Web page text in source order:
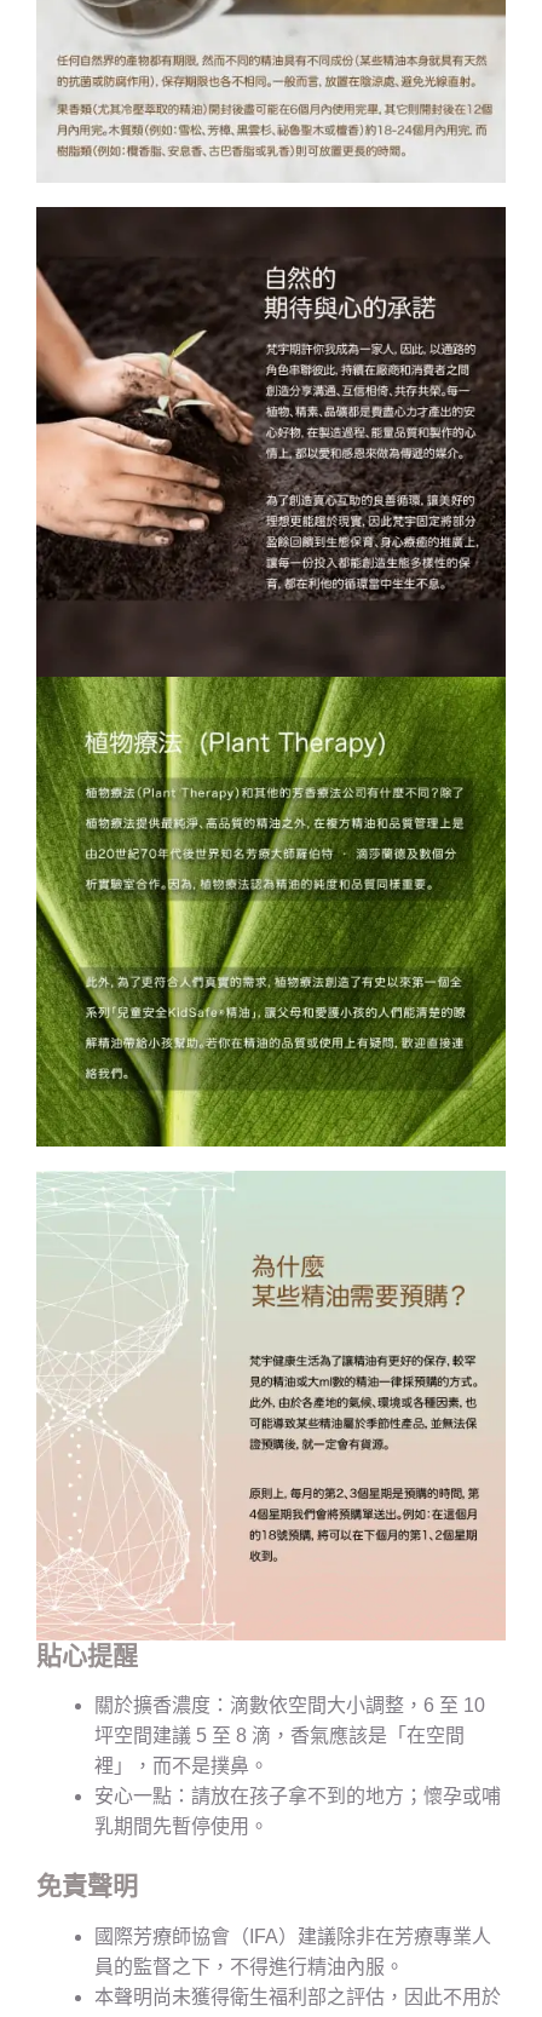
貼心提醒
關於擴香濃度：滴數依空間大小調整，6 至 10
坪空間建議 5 至 8 滴，香氣應該是「在空間
裡」，而不是撲鼻。
安心一點：請放在孩子拿不到的地方；懷孕或哺
乳期間先暫停使用。
免責聲明
國際芳療師協會（IFA）建議除非在芳療專業人
員的監督之下，不得進行精油內服。
本聲明尚未獲得衛生福利部之評估，因此不用於